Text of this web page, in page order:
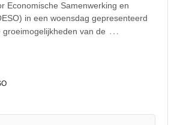
Economische Samenwerking en
in een woensdag gepresenteerd
van de …